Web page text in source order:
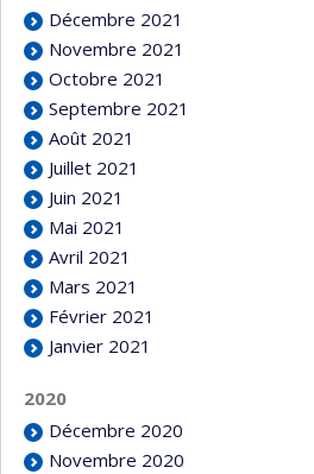
Décembre 2021
Novembre 2021
Octobre 2021
Septembre 2021
Août 2021
Juillet 2021
Juin 2021
Mai 2021
Avril 2021
Mars 2021
Février 2021
Janvier 2021
2020
Décembre 2020
Novembre 2020